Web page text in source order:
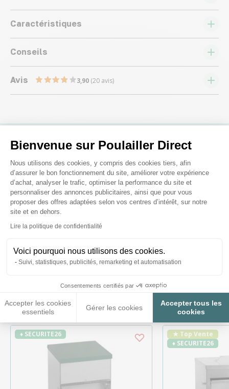
Bienvenue sur Poulailler Direct
Plateforme de Gestion du
Nous utilisons des cookies, y compris des cookies tiers, afin
d’assurer le bon fonctionnement du site, améliorer votre expérience
d’achat, analyser le trafic, optimiser la performance du site et
personnaliser des annonces publicitaires, ainsi que pour vous
proposer des offres adaptées selon vos centres d’intérêt, sur notre
site et en dehors.
Lire la politique de confidentialité
Voici pourquoi nous utilisons des cookies.
Suivi, statistiques, publicités, remarketing et automatisation
Consentements certifiés par
Accepter les cookies
essentiels
Gérer les cookies
Accepter tous les
cookies
Axeptio consent
Caractéristiques
Conseils
Avis 3,90 (20 avis)
questions ;)
Posez-nous vos questions
♦ SECURITE26
★ Top Vente
♦ SECURITE26